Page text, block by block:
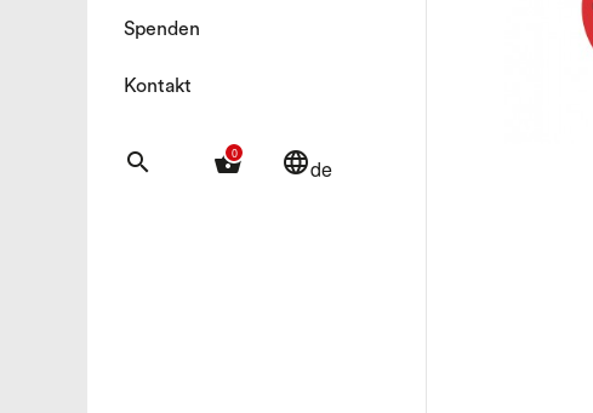
Spenden
Kontakt
search 0
shopping_basket languagede